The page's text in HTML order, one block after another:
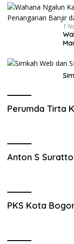
1
Perumda Tirta
Anton S Suratto
PKS Kota